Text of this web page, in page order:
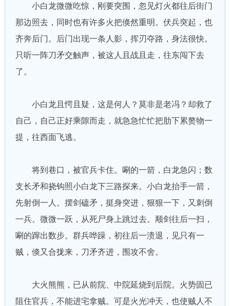
小白龙微微吃惊，刚要突围，忽见灯火都往后街门
那边照去，同时也有许多火把倏然重明。伏兵突起，也
齐奔后门。后门出现一条人影，挥刃夺路，身法很快。
只听一阵刀矛交触声，被这人且战且走，往东闯下去
了。
小白龙且愕且疑，这是何人？莫非是老冯？却救了
自己，自己正好乘隙而走，就急急忙忙把肋下累赘物一
提，往西面飞逃。
将到巷口，被官兵卡住。唰的一箭，白龙急闪；数
支长矛和挠钩照小白龙下三路探来。小白龙抬手一箭，
先射倒一人。摆剑磕矛，挺身突进，狠狠一下，又刺倒
一兵。微微一跃，从死尸身上跳过去。顺剑往后一扫，
唰的蹿出数步。群兵哗躁，初往后一溃退，见只有一
贼，倏又合拢来，刀矛齐进，围攻不舍。
大火熊熊，已从前院、中院延烧到后院。火势固已
阻住官兵，不能进宅拿贼。可是火光冲天，也使贼人不